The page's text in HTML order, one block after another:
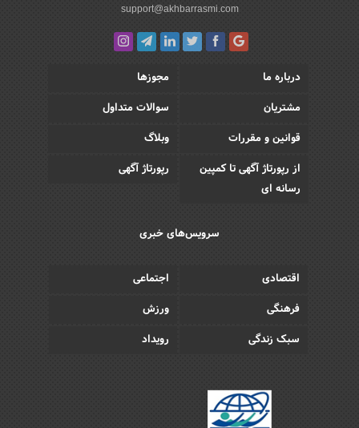
support@akhbarrasmi.com
درباره ما
مجوزها
مشتریان
سوالات متداول
قوانین و مقررات
وبلاگ
از رپورتاژ آگهی تا کمپین
رسانه ای
رپورتاژ آگهی
سرویس‌های خبری
اقتصادی
اجتماعی
فرهنگی
ورزش
سبک زندگی
رویداد